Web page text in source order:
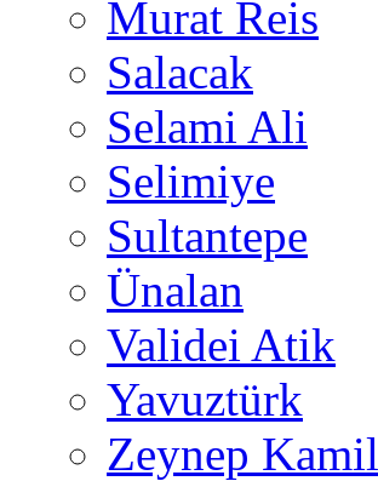
Murat Reis
Salacak
Selami Ali
Selimiye
Sultantepe
Ünalan
Validei Atik
Yavuztürk
Zeynep Kamil